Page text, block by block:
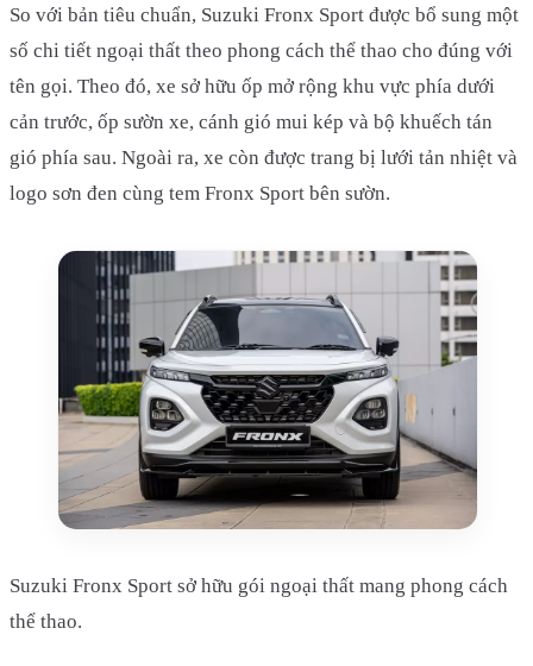
So với bản tiêu chuẩn, Suzuki Fronx Sport được bổ sung một
số chi tiết ngoại thất theo phong cách thể thao cho đúng với
tên gọi. Theo đó, xe sở hữu ốp mở rộng khu vực phía dưới
cản trước, ốp sườn xe, cánh gió mui kép và bộ khuếch tán
gió phía sau. Ngoài ra, xe còn được trang bị lưới tản nhiệt và
logo sơn đen cùng tem Fronx Sport bên sườn.
Suzuki Fronx Sport sở hữu gói ngoại thất mang phong cách
thể thao.